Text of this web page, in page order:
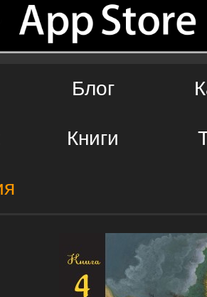
Блог
Книги